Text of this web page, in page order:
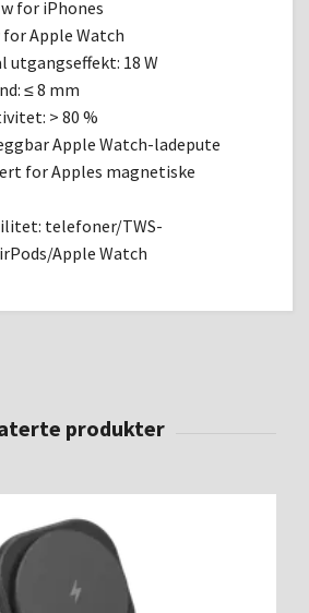
for iPhones
Apple Watch
utgangseffekt: 18 W
≤ 8 mm
> 80 %
Apple Watch-ladepute
for Apples magnetiske
telefoner/TWS-
Apple Watch